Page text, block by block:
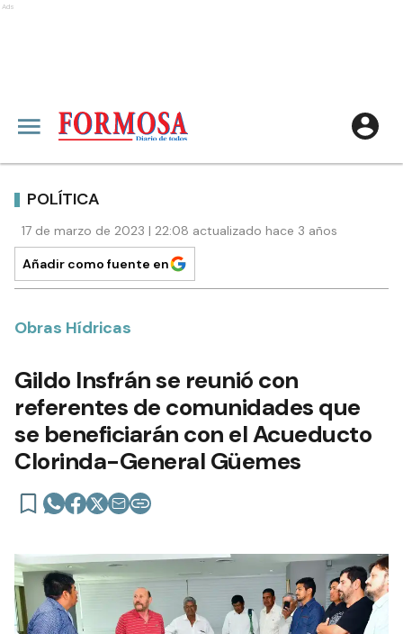
Ads
POLÍTICA
17 de marzo de 2023 | 22:08 actualizado hace 3 años
Añadir como fuente en
Obras Hídricas
Gildo Insfrán se reunió con
referentes de comunidades que
se beneficiarán con el Acueducto
Clorinda-General Güemes